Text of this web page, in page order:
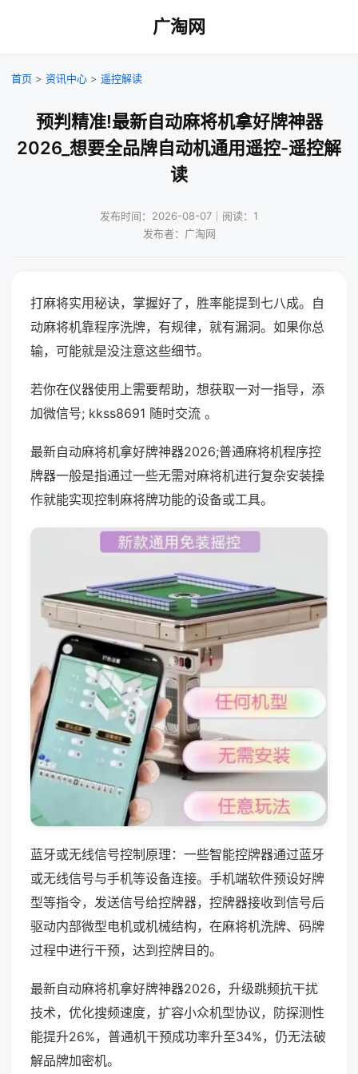
广淘网
首页 > 资讯中心 > 遥控解读
预判精准!最新自动麻将机拿好牌神器
2026_想要全品牌自动机通用遥控-遥控解
读
发布时间：2026-08-07｜阅读：1
发布者：广淘网
打麻将实用秘诀，掌握好了，胜率能提到七八成。自
动麻将机靠程序洗牌，有规律，就有漏洞。如果你总
输，可能就是没注意这些细节。
若你在仪器使用上需要帮助，想获取一对一指导，添
加微信号; kkss8691 随时交流 。
最新自动麻将机拿好牌神器2026;普通麻将机程序控
牌器一般是指通过一些无需对麻将机进行复杂安装操
作就能实现控制麻将牌功能的设备或工具。
蓝牙或无线信号控制原理：一些智能控牌器通过蓝牙
或无线信号与手机等设备连接。手机端软件预设好牌
型等指令，发送信号给控牌器，控牌器接收到信号后
驱动内部微型电机或机械结构，在麻将机洗牌、码牌
过程中进行干预，达到控牌目的。
最新自动麻将机拿好牌神器2026，升级跳频抗干扰
技术，优化搜频速度，扩容小众机型协议，防探测性
能提升26%，普通机干预成功率升至34%，仍无法破
解品牌加密机。